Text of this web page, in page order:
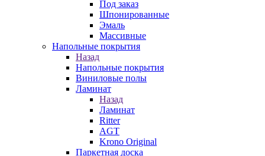
Под заказ
Шпонированные
Эмаль
Массивные
Напольные покрытия
Назад
Напольные покрытия
Виниловые полы
Ламинат
Назад
Ламинат
Ritter
AGT
Krono Original
Паркетная доска